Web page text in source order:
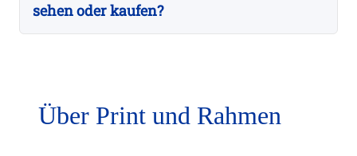
sehen oder kaufen?
Über Print und Rahmen